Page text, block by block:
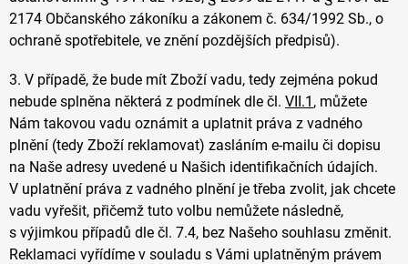
2174 Občanského zákoníku a zákonem č. 634/1992 Sb., o
ochraně spotřebitele, ve znění pozdějších předpisů).
3. V případě, že bude mít Zboží vadu, tedy zejména pokud
nebude splněna některá z podmínek dle čl. VII.1 , můžete
Nám takovou vadu oznámit a uplatnit práva z vadného
plnění (tedy Zboží reklamovat) zasláním e-mailu či dopisu
na Naše adresy uvedené u Našich identifikačních údajích.
V uplatnění práva z vadného plnění je třeba zvolit, jak chcete
vadu vyřešit, přičemž tuto volbu nemůžete následně,
s výjimkou případů dle čl. 7.4, bez Našeho souhlasu změnit.
Reklamaci vyřídíme v souladu s Vámi uplatněným právem